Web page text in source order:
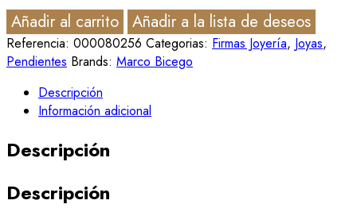
Añadir al carrito Añadir a la lista de deseos
Referencia: 000080256 Categorias: Firmas Joyería, Joyas,
Pendientes Brands: Marco Bicego
Descripción
Información adicional
Descripción
Descripción